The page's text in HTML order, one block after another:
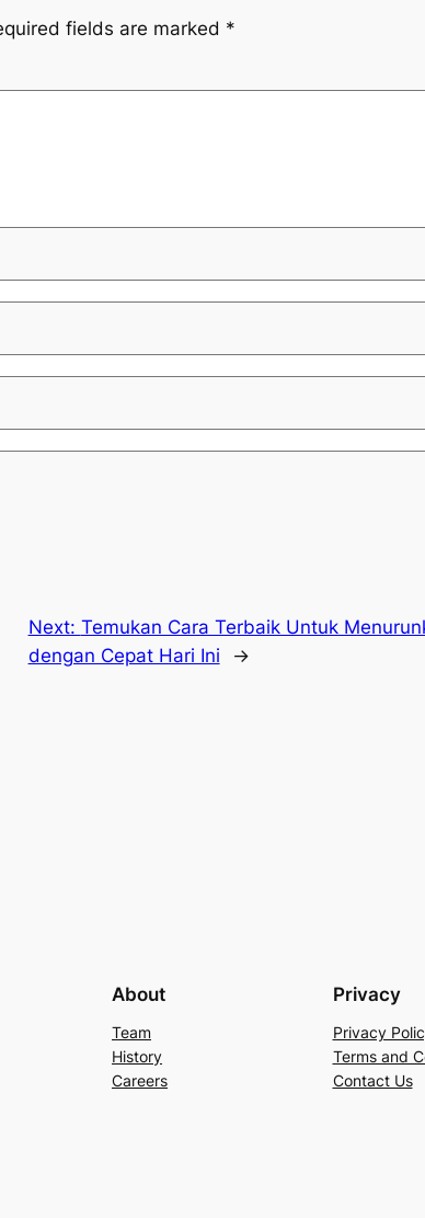
fields are marked *
Next: Temukan Cara Terbaik Untuk
dengan Cepat Hari Ini
→
About
Team
History
Careers
Privacy
Privacy
Terms and
Contact Us